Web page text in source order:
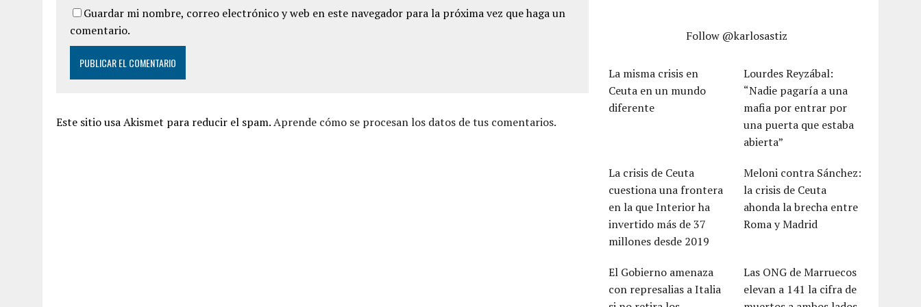
Guardar mi nombre, correo electrónico y web en este navegador para la próxima vez que haga un
comentario.
Este sitio usa Akismet para reducir el spam.Aprende cómo se procesan los datos de tus comentarios.
Follow @karlosastiz
La misma crisis en
Ceuta en un mundo
diferente
Lourdes Reyzábal:
“Nadie pagaría a una
mafia por entrar por
una puerta que estaba
abierta”
La crisis de Ceuta
cuestiona una frontera
en la que Interior ha
invertido más de 37
millones desde 2019
Meloni contra Sánchez:
la crisis de Ceuta
ahonda la brecha entre
Roma y Madrid
El Gobierno amenaza
con represalias a Italia
Las ONG de Marruecos
elevan a 141 la cifra de